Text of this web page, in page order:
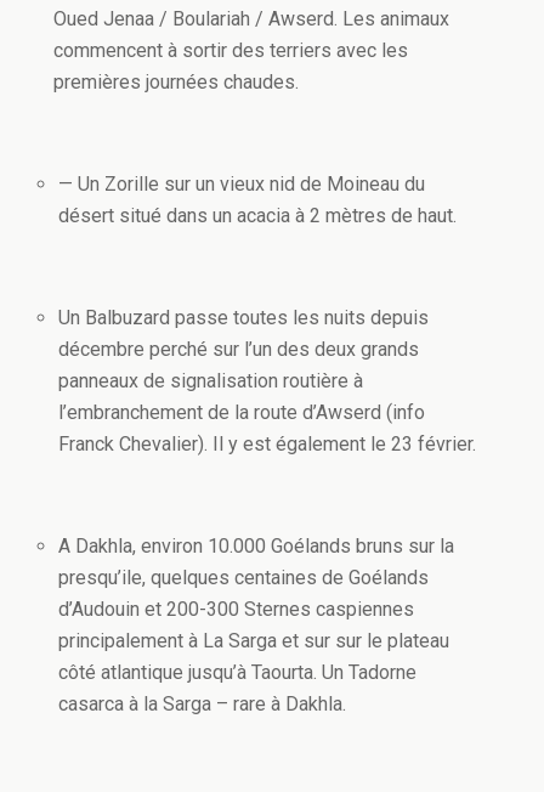
Oued Jenaa / Boulariah / Awserd. Les animaux
commencent à sortir des terriers avec les
premières journées chaudes.
— Un Zorille sur un vieux nid de Moineau du
désert situé dans un acacia à 2 mètres de haut.
Un Balbuzard passe toutes les nuits depuis
décembre perché sur l’un des deux grands
panneaux de signalisation routière à
l’embranchement de la route d’Awserd (info
Franck Chevalier). Il y est également le 23 février.
A Dakhla, environ 10.000 Goélands bruns sur la
presqu’ile, quelques centaines de Goélands
d’Audouin et 200-300 Sternes caspiennes
principalement à La Sarga et sur sur le plateau
côté atlantique jusqu’à Taourta. Un Tadorne
casarca à la Sarga – rare à Dakhla.